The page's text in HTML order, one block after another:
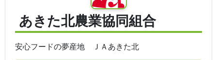
あきた北農業協同組合
安心フードの夢産地 ＪＡあきた北